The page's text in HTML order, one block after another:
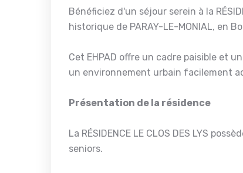
Bénéficiez d'un séjour serein à la
historique de PARAY-LE-MONIAL, en
Cet EHPAD offre un cadre paisible et
un environnement urbain facilement
Présentation de la résidence
La RÉSIDENCE LE CLOS DES LYS
seniors.